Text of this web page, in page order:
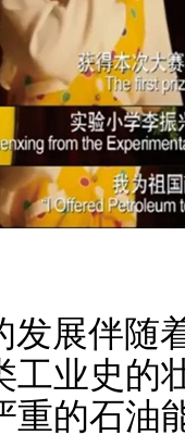
发展伴随
工业史的
重的石油